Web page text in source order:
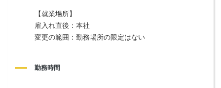
【就業場所】
雇入れ直後：本社
変更の範囲：勤務場所の限定はない
勤務時間